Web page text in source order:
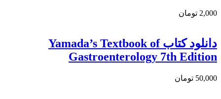
2,000 تومان
دانلود كتاب Yamada’s Textbook of
Gastroenterology 7th Edition
50,000 تومان